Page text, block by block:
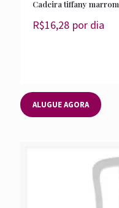
Cadeira tiffany marrom
R$16,28 por dia
ALUGUE AGORA